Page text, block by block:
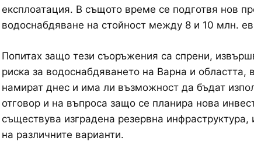
експлоатация. В същото време се подготвя нов
водоснабдяване на стойност между 8 и 10 млн.
Попитах защо тези съоръжения са спрени,
риска за водоснабдяването на Варна и областта,
намират днес и има ли възможност да бъдат
отговор и на въпроса защо се планира нова
съществува изградена резервна инфраструктура,
на различните варианти.